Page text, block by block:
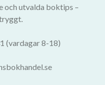
och utvalda boktips –
(vardagar 8-18)